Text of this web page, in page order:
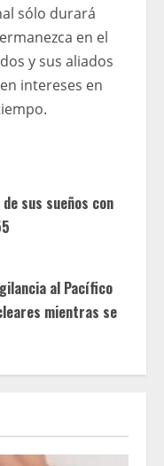
sólo durará
en el
y sus aliados
intereses en
sus sueños con
al Pacífico
mientras se